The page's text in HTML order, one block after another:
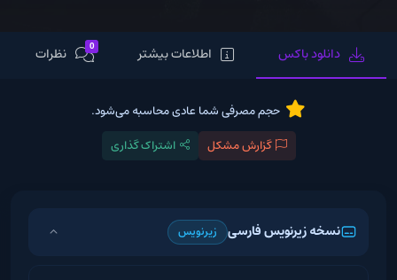
دانلود باکس اطلاعات بیشتر 0 نظرات
حجم مصرفی شما عادی محاسبه می‌شود.
گزارش مشکل
اشتراک گذاری
نسخه زیرنویس فارسی زیرنویس